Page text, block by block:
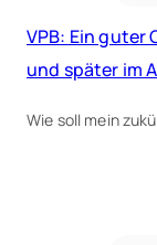
VPB: Ein guter
und später im
Wie soll mein